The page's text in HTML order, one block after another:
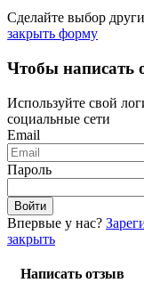
Сделайте выбор
закрыть форму
Чтобы написать
Используйте свой
социальные сети
Email
Пароль
Впервые у нас?
закрыть
Написать отзыв